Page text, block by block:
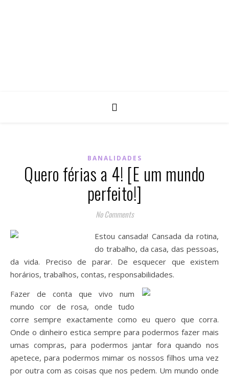
BANALIDADES
Quero férias a 4! [E um mundo
perfeito!]
No Comments
Estou cansada! Cansada da rotina,
do trabalho, da casa, das pessoas,
da vida. Preciso de parar. De esquecer que existem
horários, trabalhos, contas, responsabilidades.
Fazer de conta que vivo num
mundo cor de rosa, onde tudo
corre sempre exactamente como eu quero que corra.
Onde o dinheiro estica sempre para podermos fazer mais
umas compras, para podermos jantar fora quando nos
apetece, para podermos mimar os nossos filhos uma vez
por outra com as coisas que nos pedem. Um mundo onde